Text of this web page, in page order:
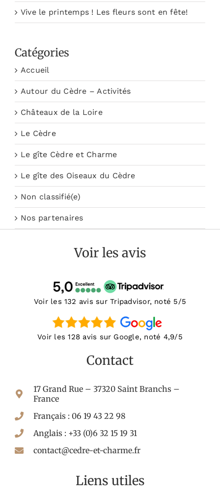
Vive le printemps ! Les fleurs sont en fête!
Catégories
Accueil
Autour du Cèdre – Activités
Châteaux de la Loire
Le Cèdre
Le gîte Cèdre et Charme
Le gîte des Oiseaux du Cèdre
Non classifié(e)
Nos partenaires
Voir les avis
Voir les 132 avis sur Tripadvisor, noté 5/5
Voir les 128 avis sur Google, noté 4,9/5
Contact
17 Grand Rue – 37320 Saint Branchs –
France
Français : 06 19 43 22 98
Anglais : +33 (0)6 32 15 19 31
contact@cedre-et-charme.fr
Liens utiles